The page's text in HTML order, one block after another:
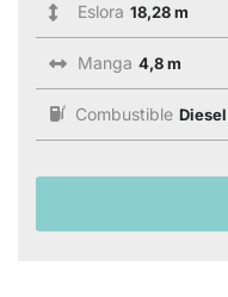
Eslora 18,28 m
Manga 4,8 m
Combustible Diesel